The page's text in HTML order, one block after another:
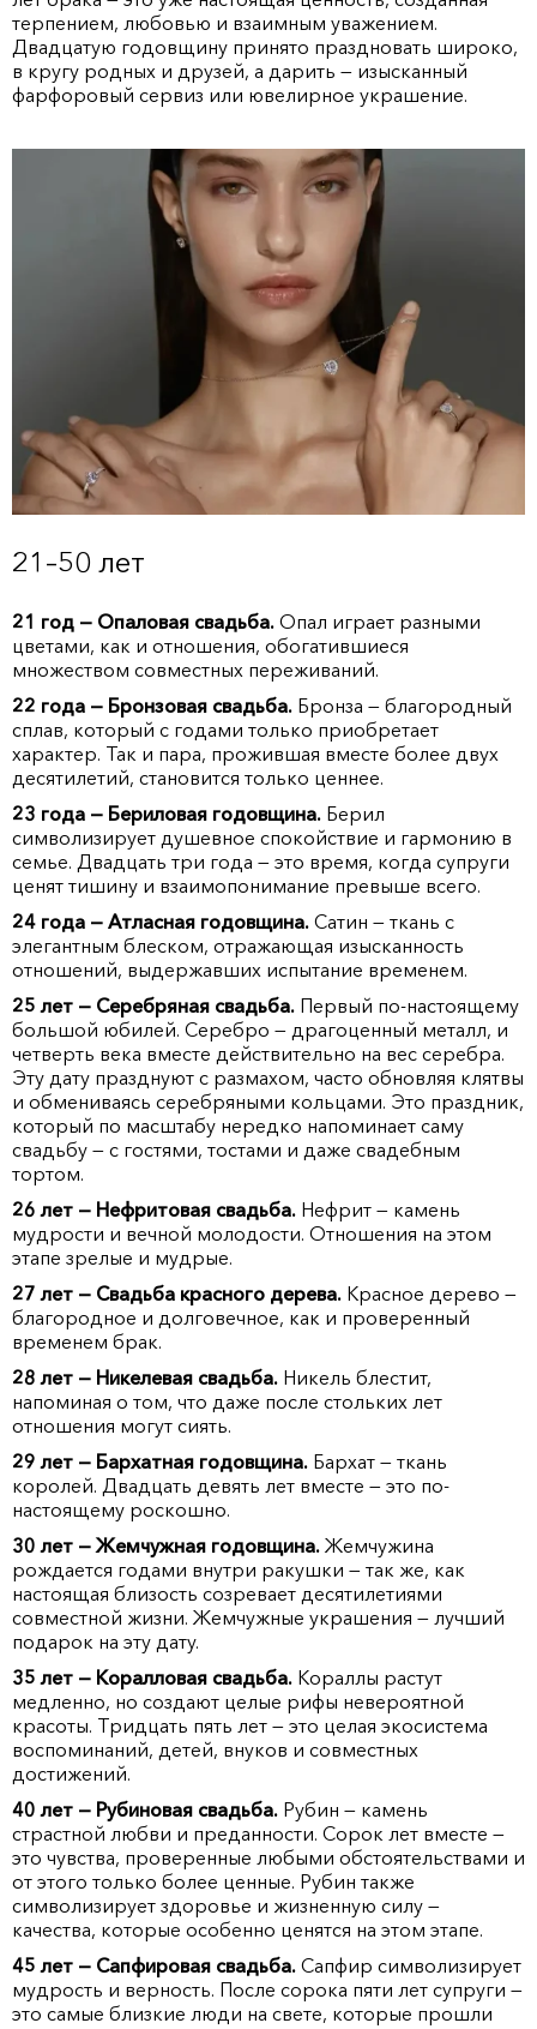
терпением, любовью и взаимным уважением.
Двадцатую годовщину принято праздновать широко,
в кругу родных и друзей, а дарить — изысканный
фарфоровый сервиз или ювелирное украшение.
21–50 лет
21 год — Опаловая свадьба. Опал играет разными
цветами, как и отношения, обогатившиеся
множеством совместных переживаний.
22 года — Бронзовая свадьба. Бронза — благородный
сплав, который с годами только приобретает
характер. Так и пара, прожившая вместе более двух
десятилетий, становится только ценнее.
23 года — Бериловая годовщина. Берил
символизирует душевное спокойствие и гармонию в
семье. Двадцать три года — это время, когда супруги
ценят тишину и взаимопонимание превыше всего.
24 года — Атласная годовщина. Сатин — ткань с
элегантным блеском, отражающая изысканность
отношений, выдержавших испытание временем.
25 лет — Серебряная свадьба. Первый по-настоящему
большой юбилей. Серебро — драгоценный металл, и
четверть века вместе действительно на вес серебра.
Эту дату празднуют с размахом, часто обновляя клятвы
и обмениваясь серебряными кольцами. Это праздник,
который по масштабу нередко напоминает саму
свадьбу — с гостями, тостами и даже свадебным
тортом.
26 лет — Нефритовая свадьба. Нефрит — камень
мудрости и вечной молодости. Отношения на этом
этапе зрелые и мудрые.
27 лет — Свадьба красного дерева. Красное дерево —
благородное и долговечное, как и проверенный
временем брак.
28 лет — Никелевая свадьба. Никель блестит,
напоминая о том, что даже после стольких лет
отношения могут сиять.
29 лет — Бархатная годовщина. Бархат — ткань
королей. Двадцать девять лет вместе — это по-
настоящему роскошно.
30 лет — Жемчужная годовщина. Жемчужина
рождается годами внутри ракушки — так же, как
настоящая близость созревает десятилетиями
совместной жизни. Жемчужные украшения — лучший
подарок на эту дату.
35 лет — Коралловая свадьба. Кораллы растут
медленно, но создают целые рифы невероятной
красоты. Тридцать пять лет — это целая экосистема
воспоминаний, детей, внуков и совместных
достижений.
40 лет — Рубиновая свадьба. Рубин — камень
страстной любви и преданности. Сорок лет вместе —
это чувства, проверенные любыми обстоятельствами и
от этого только более ценные. Рубин также
символизирует здоровье и жизненную силу —
качества, которые особенно ценятся на этом этапе.
45 лет — Сапфировая свадьба. Сапфир символизирует
мудрость и верность. После сорока пяти лет супруги —
это самые близкие люди на свете, которые прошли